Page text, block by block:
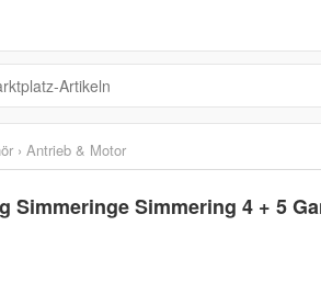
› Antrieb & Motor
Simmeringe Simmering 4 + 5